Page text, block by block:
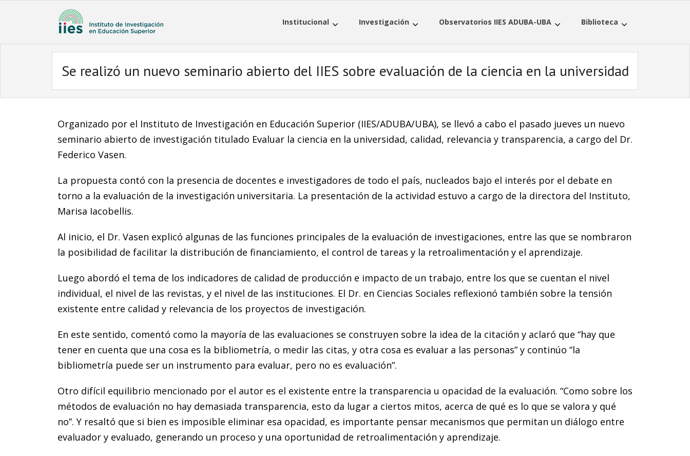
Institucional Investigación Observatorios IIES ADUBA-UBA Biblioteca
Se realizó un nuevo seminario abierto del IIES sobre evaluación de la ciencia en la universidad
Organizado por el Instituto de Investigación en Educación Superior (IIES/ADUBA/UBA), se llevó a cabo el pasado jueves un nuevo
seminario abierto de investigación titulado Evaluar la ciencia en la universidad, calidad, relevancia y transparencia, a cargo del Dr.
Federico Vasen.
La propuesta contó con la presencia de docentes e investigadores de todo el país, nucleados bajo el interés por el debate en
torno a la evaluación de la investigación universitaria. La presentación de la actividad estuvo a cargo de la directora del Instituto,
Marisa Iacobellis.
Al inicio, el Dr. Vasen explicó algunas de las funciones principales de la evaluación de investigaciones, entre las que se nombraron
la posibilidad de facilitar la distribución de financiamiento, el control de tareas y la retroalimentación y el aprendizaje.
Luego abordó el tema de los indicadores de calidad de producción e impacto de un trabajo, entre los que se cuentan el nivel
individual, el nivel de las revistas, y el nivel de las instituciones. El Dr. en Ciencias Sociales reflexionó también sobre la tensión
existente entre calidad y relevancia de los proyectos de investigación.
En este sentido, comentó como la mayoría de las evaluaciones se construyen sobre la idea de la citación y aclaró que “hay que
tener en cuenta que una cosa es la bibliometría, o medir las citas, y otra cosa es evaluar a las personas” y continúo “la
bibliometría puede ser un instrumento para evaluar, pero no es evaluación”.
Otro difícil equilibrio mencionado por el autor es el existente entre la transparencia u opacidad de la evaluación. “Como sobre los
métodos de evaluación no hay demasiada transparencia, esto da lugar a ciertos mitos, acerca de qué es lo que se valora y qué
no”. Y resaltó que si bien es imposible eliminar esa opacidad, es importante pensar mecanismos que permitan un diálogo entre
evaluador y evaluado, generando un proceso y una oportunidad de retroalimentación y aprendizaje.